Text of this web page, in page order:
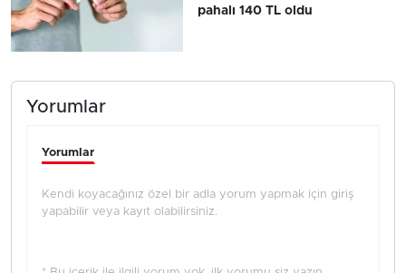
pahalı 140 TL oldu
Yorumlar
Yorumlar
Kendi koyacağınız özel bir adla yorum yapmak için giriş
yapabilir veya kayıt olabilirsiniz.